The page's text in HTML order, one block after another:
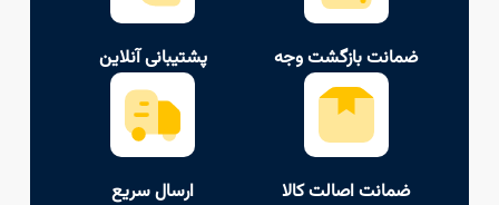
ضمانت بازگشت وجه پشتیبانی آنلاین
ضمانت اصالت کالا ارسال سریع